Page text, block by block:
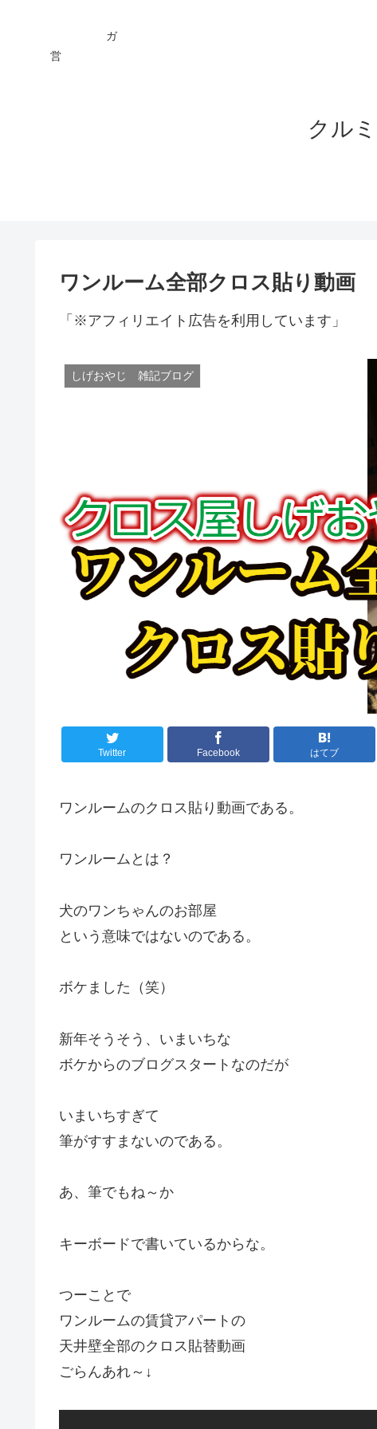
ガ
営 ★ク
クル
ワンルーム全部クロス貼り動画
「※アフィリエイト広告を利用しています」
しげおやじ 雑記ブログ
Twitter Facebook はてブ
ワンルームのクロス貼り動画である。
ワンルームとは？
犬のワンちゃんのお部屋
という意味ではないのである。
ボケました（笑）
新年そうそう、いまいちな
ボケからのブログスタートなのだが
いまいちすぎて
筆がすすまないのである。
あ、筆でもね～か
キーボードで書いているからな。
つーことで
ワンルームの賃貸アパートの
天井壁全部のクロス貼替動画
ごらんあれ～↓